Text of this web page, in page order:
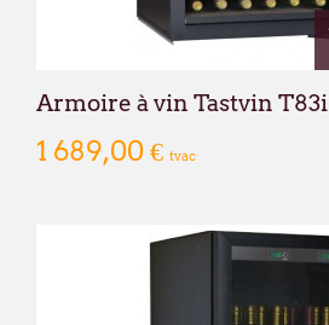
Armoire à vin Tastvin T83i
1 689,00 € tvac